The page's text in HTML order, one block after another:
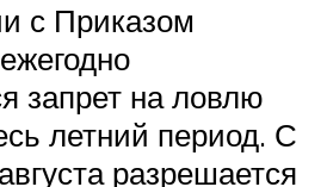
с Приказом
запрет на ловлю
летний период. С
разрешается